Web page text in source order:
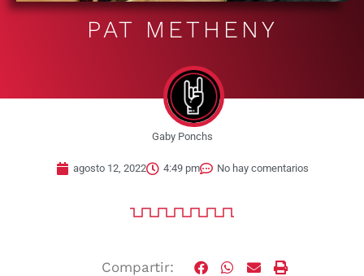
PAT METHENY
Gaby Ponchs
agosto 12, 2022 4:49 pm No hay comentarios
Compartir: